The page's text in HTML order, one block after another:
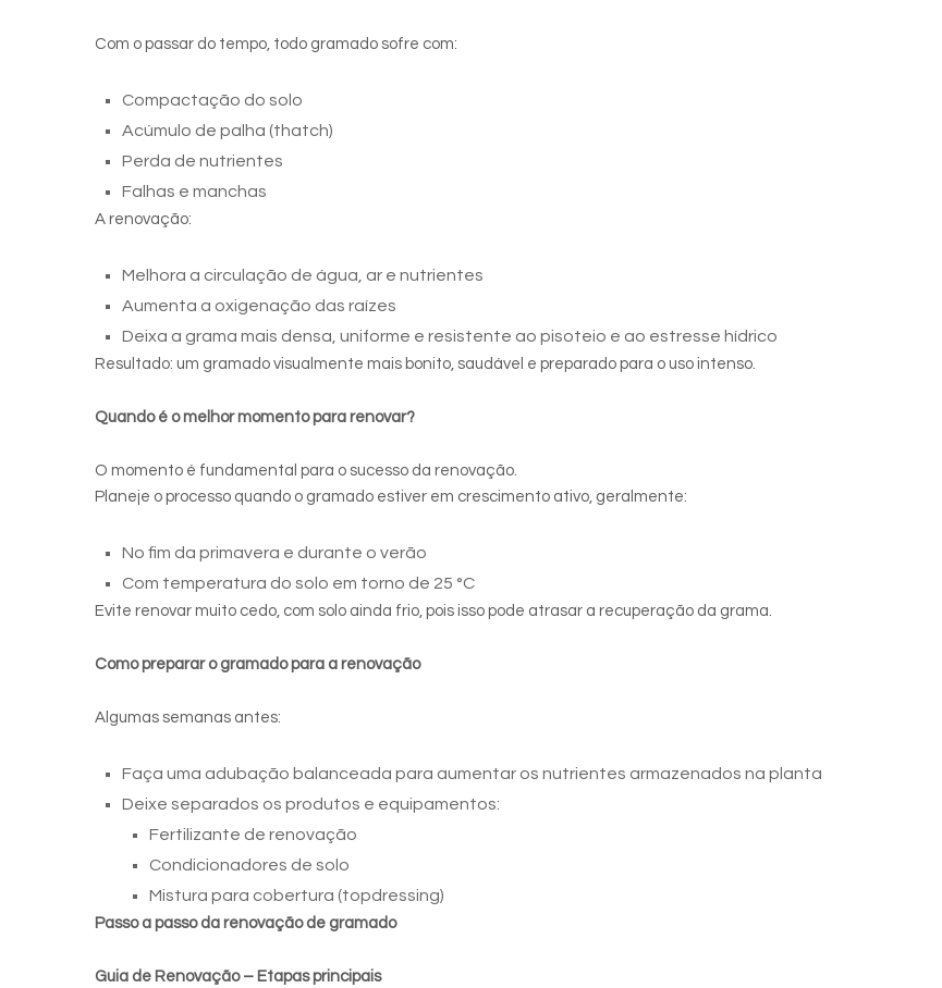
Com o passar do tempo, todo gramado sofre com:
Compactação do solo
Acúmulo de palha (thatch)
Perda de nutrientes
Falhas e manchas
A renovação:
Melhora a circulação de água, ar e nutrientes
Aumenta a oxigenação das raízes
Deixa a grama mais densa, uniforme e resistente ao pisoteio e ao estresse hídrico
Resultado: um gramado visualmente mais bonito, saudável e preparado para o uso intenso.
Quando é o melhor momento para renovar?
O momento é fundamental para o sucesso da renovação.
Planeje o processo quando o gramado estiver em crescimento ativo, geralmente:
No fim da primavera e durante o verão
Com temperatura do solo em torno de 25 °C
Evite renovar muito cedo, com solo ainda frio, pois isso pode atrasar a recuperação da grama.
Como preparar o gramado para a renovação
Algumas semanas antes:
Faça uma adubação balanceada para aumentar os nutrientes armazenados na planta
Deixe separados os produtos e equipamentos:
Fertilizante de renovação
Condicionadores de solo
Mistura para cobertura (topdressing)
Passo a passo da renovação de gramado
Guia de Renovação – Etapas principais